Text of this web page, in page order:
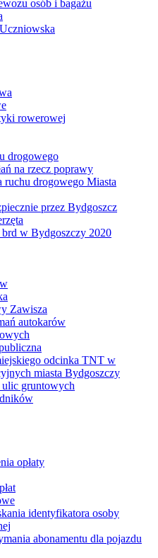
osób i bagażu
rowerowej
drogowego
na rzecz poprawy
ruchu drogowego Miasta
przez Bydgoszcz
brd w Bydgoszczy 2020
Zawisza
autokarów
odcinka TNT w
miasta Bydgoszczy
ulic gruntowych
opłaty
identyfikatora osoby
abonamentu dla pojazdu